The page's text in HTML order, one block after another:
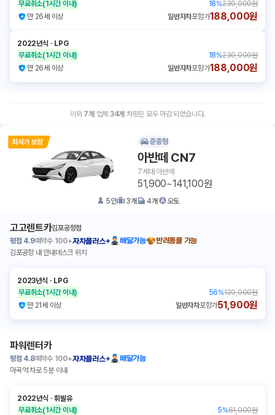
무료취소(1시간 이내) 18%230,000원
만 26세 이상
일반자차포함가188,000원
2022년식 ㆍ LPG
무료취소(1시간 이내) 18%230,000원
만 26세 이상
일반자차포함가188,000원
이외 7개 업체 34개 차량은 모두 마감 되었습니다.
준중형
아반떼 CN7
7세대 아반떼
51,900~141,100원
5인 3개 4개 오토
고고렌트카김포공항점
평점 4.9예약수 100+자차플러스+ 배달가능
반려동물 가능
김포공항 내 안내데스크 위치
2023년식 ㆍ LPG
무료취소(1시간 이내) 56%120,000원
만 21세 이상
일반자차포함가51,900원
파워렌터카
평점 4.8예약수 100+자차플러스+
배달가능
마곡역 차로 5분 이내
2022년식 ㆍ휘발유
무료취소(1시간 이내) 5%61,000원